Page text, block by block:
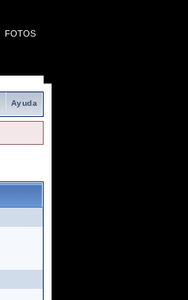
FOTOS
Ayuda